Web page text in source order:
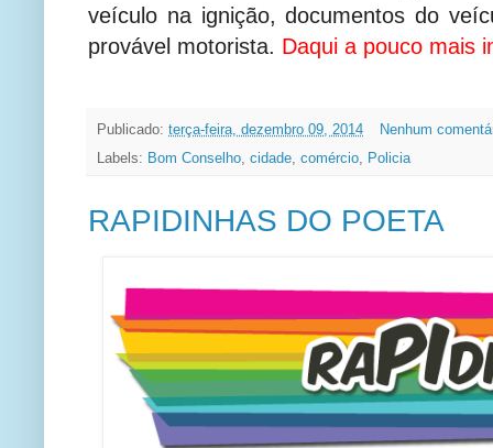
veículo na ignição, documentos do
provável motorista. Daqui a pouco mais
Publicado: terça-feira, dezembro 09, 2014
Nenhum
Labels: Bom Conselho cidade comércio Policia
RAPIDINHAS DO POETA